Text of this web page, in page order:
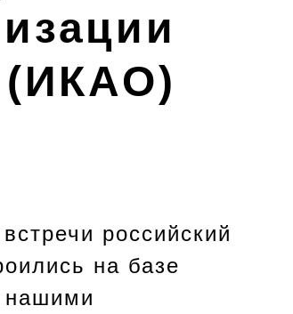
(ИКАО)
российский
на базе
нашими